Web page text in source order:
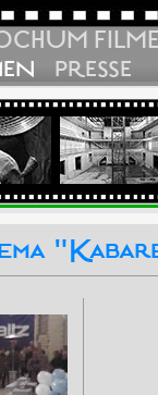
FILME
PRESSE